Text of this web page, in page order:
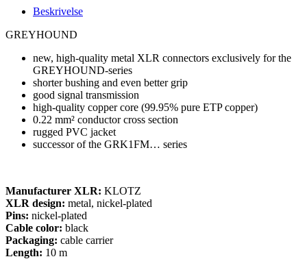
Beskrivelse
GREYHOUND
new, high-quality metal XLR connectors exclusively for the
GREYHOUND-series
shorter bushing and even better grip
good signal transmission
high-quality copper core (99.95% pure ETP copper)
0.22 mm² conductor cross section
rugged PVC jacket
successor of the GRK1FM… series
Manufacturer XLR: KLOTZ
XLR design: metal, nickel-plated
Pins: nickel-plated
Cable color: black
Packaging: cable carrier
Length: 10 m